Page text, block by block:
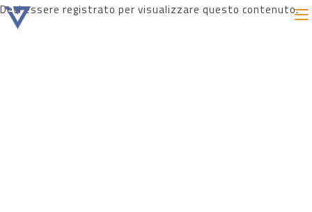
Devi essere registrato per visualizzare questo contenuto.